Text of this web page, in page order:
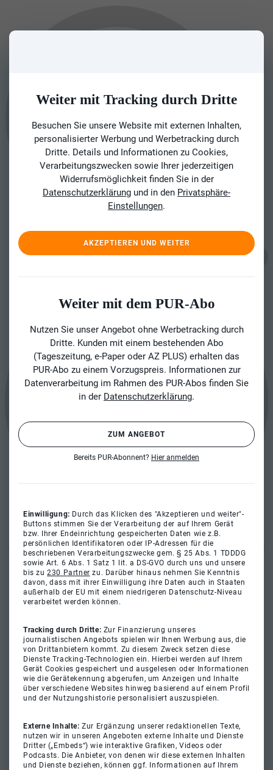
Weiter mit Tracking durch Dritte
Besuchen Sie unsere Website mit externen Inhalten,
personalisierter Werbung und Werbetracking durch
Dritte. Details und Informationen zu Cookies,
Verarbeitungszwecken sowie Ihrer jederzeitigen
Widerrufsmöglichkeit finden Sie in der
Datenschutzerklärung und in den Privatsphäre-
Einstellungen.
AKZEPTIEREN UND WEITER
Weiter mit dem PUR-Abo
Nutzen Sie unser Angebot ohne Werbetracking durch
Dritte. Kunden mit einem bestehenden Abo
(Tageszeitung, e-Paper oder AZ PLUS) erhalten das
PUR-Abo zu einem Vorzugspreis. Informationen zur
Datenverarbeitung im Rahmen des PUR-Abos finden Sie
in der Datenschutzerklärung.
ZUM ANGEBOT
Bereits PUR-Abonnent? Hier anmelden
Einwilligung: Durch das Klicken des "Akzeptieren und weiter"-
Buttons stimmen Sie der Verarbeitung der auf Ihrem Gerät
bzw. Ihrer Endeinrichtung gespeicherten Daten wie z.B.
persönlichen Identifikatoren oder IP-Adressen für die
beschriebenen Verarbeitungszwecke gem. § 25 Abs. 1 TDDDG
sowie Art. 6 Abs. 1 Satz 1 lit. a DS-GVO durch uns und unsere
bis zu230 Partner zu. Darüber hinaus nehmen Sie Kenntnis
davon, dass mit ihrer Einwilligung ihre Daten auch in Staaten
außerhalb der EU mit einem niedrigeren Datenschutz-Niveau
verarbeitet werden können.
Tracking durch Dritte: Zur Finanzierung unseres
journalistischen Angebots spielen wir Ihnen Werbung aus, die
von Drittanbietern kommt. Zu diesem Zweck setzen diese
Dienste Tracking-Technologien ein. Hierbei werden auf Ihrem
Gerät Cookies gespeichert und ausgelesen oder Informationen
wie die Gerätekennung abgerufen, um Anzeigen und Inhalte
über verschiedene Websites hinweg basierend auf einem Profil
und der Nutzungshistorie personalisiert auszuspielen.
Externe Inhalte:Zur Ergänzung unserer redaktionellen Texte,
nutzen wir in unseren Angeboten externe Inhalte und Dienste
Dritter („Embeds“) wie interaktive Grafiken, Videos oder
Podcasts. Die Anbieter, von denen wir diese externen Inhalten
und Dienste beziehen, können ggf. Informationen auf Ihrem